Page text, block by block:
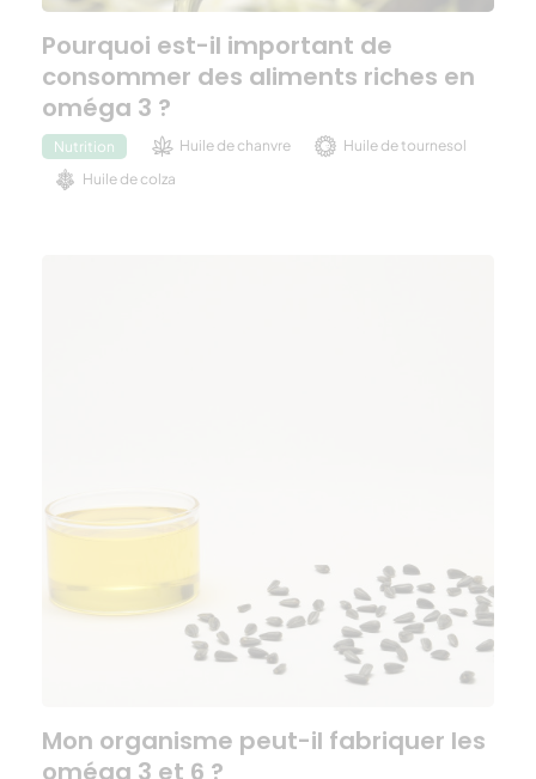
Pourquoi est-il important de
consommer des aliments riches en
oméga 3 ?
Nutrition Huile de chanvre
Huile de tournesol
Huile de colza
Mon organisme peut-il fabriquer les